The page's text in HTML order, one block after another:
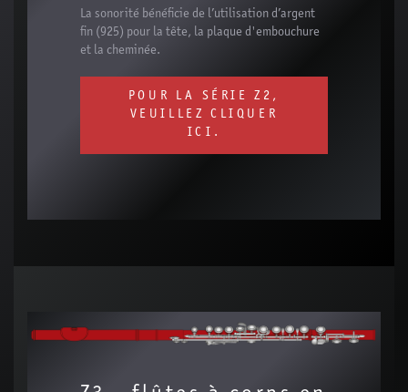
La sonorité bénéficie de l’utilisation d’argent
fin (925) pour la tête, la plaque d'embouchure
et la cheminée.
POUR LA SÉRIE Z2,
VEUILLEZ CLIQUER
ICI.